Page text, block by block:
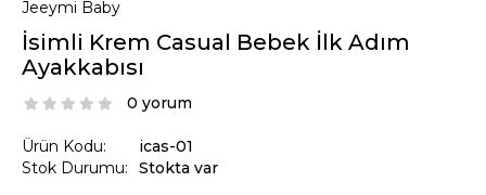
Jeeymi Baby
İsimli Krem Casual Bebek İlk Adım
Ayakkabısı
0 yorum
Ürün Kodu:
Stok Durumu:
icas-01
Stokta var